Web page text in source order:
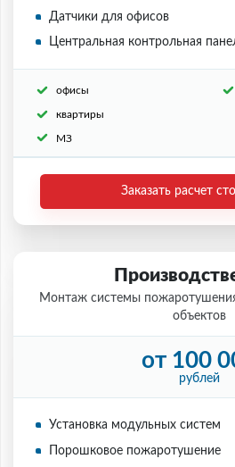
Датчики для офисов
Центральная контрольная
офисы
квартиры
МЗ
Заказать расчет
Монтаж системы
объектов
от 100
рублей
Установка модульных систем
Порошковое пожаротушение